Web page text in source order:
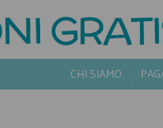
CHI SIAMO